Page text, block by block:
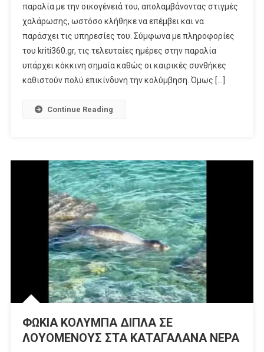
παραλία με την οικογένειά του, απολαμβάνοντας στιγμές
χαλάρωσης, ωστόσο κλήθηκε να επέμβει και να
παράσχει τις υπηρεσίες του. Σύμφωνα με πληροφορίες
του kriti360.gr, τις τελευταίες ημέρες στην παραλία
υπάρχει κόκκινη σημαία καθώς οι καιρικές συνθήκες
καθιστούν πολύ επικίνδυνη την κολύμβηση. Όμως […]
Continue Reading
ΦΩΚΙΑ ΚΟΛΥΜΠΑ ΔΙΠΛΑ ΣΕ
ΛΟΥΟΜΕΝΟΥΣ ΣΤΑ ΚΑΤΑΓΑΛΑΝΑ ΝΕΡΑ